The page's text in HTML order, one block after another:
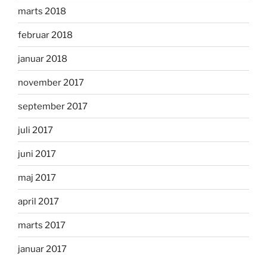
marts 2018
februar 2018
januar 2018
november 2017
september 2017
juli 2017
juni 2017
maj 2017
april 2017
marts 2017
januar 2017